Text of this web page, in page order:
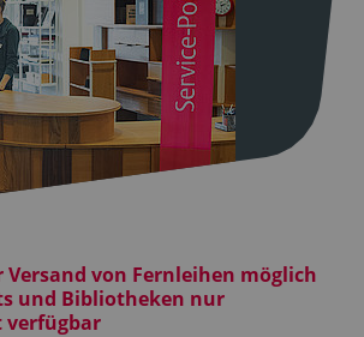
Versand von Fernleihen möglich
und Bibliotheken nur
verfügbar